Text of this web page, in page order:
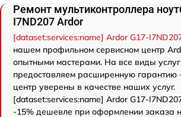
Ремонт мультиконтроллера
I7ND207 Ardor
[dataset:services:name] Ardor G17-
нашем профильном сервисном центр
опытными мастерами. На все виды услуг
предоставляем расширенную гарантию
центр уверены в качестве наших услуг.
[dataset:services:name] Ardor G17-
-15% дешевле при оформлении заказа